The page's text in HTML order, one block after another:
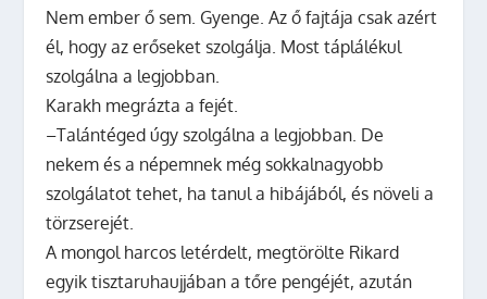
Nem ember ő sem. Gyenge. Az ő fajtája csak azért
él, hogy az erőseket szolgálja. Most táplálékul
szolgálna a legjobban.
Karakh megrázta a fejét.
–Talántéged úgy szolgálna a legjobban. De
nekem és a népemnek még sokkalnagyobb
szolgálatot tehet, ha tanul a hibájából, és növeli a
törzserejét.
A mongol harcos letérdelt, megtörölte Rikard
egyik tisztaruhaujjában a tőre pengéjét, azután